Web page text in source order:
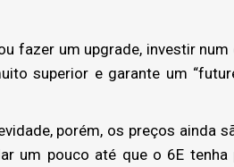
fazer um upgrade, investir
superior e garante um
porém, os preços ainda
um pouco até que o 6E